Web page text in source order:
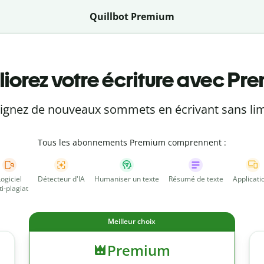
Quillbot Premium
votre écriture avec
de nouveaux sommets en écrivant sans
Tous les abonnements Premium comprennent :
plagiat
Détecteur d'IA Humaniser un texte Résumé de texte
Meilleur choix
Premium